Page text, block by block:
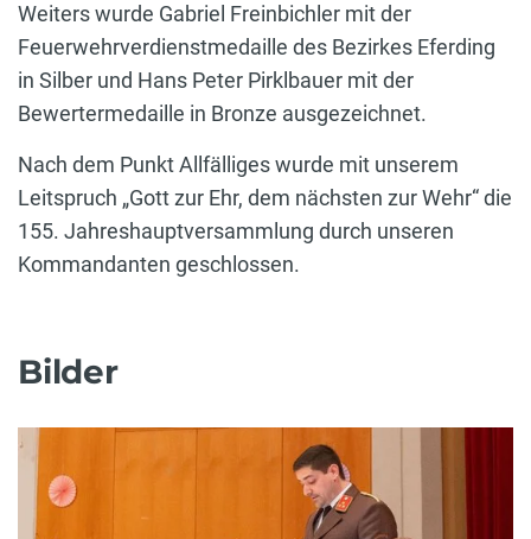
Weiters wurde Gabriel Freinbichler mit der
Feuerwehrverdienstmedaille des Bezirkes Eferding
in Silber und Hans Peter Pirklbauer mit der
Bewertermedaille in Bronze ausgezeichnet.
Nach dem Punkt Allfälliges wurde mit unserem
Leitspruch „Gott zur Ehr, dem nächsten zur Wehr“ die
155. Jahreshauptversammlung durch unseren
Kommandanten geschlossen.
Bilder